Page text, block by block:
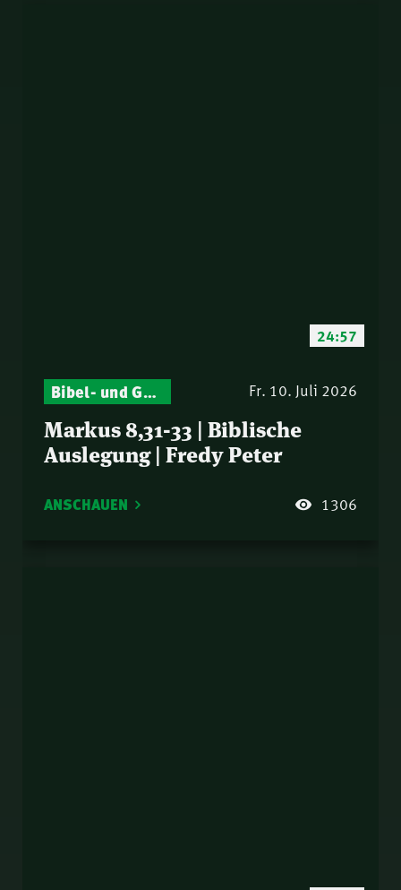
24:57
Bibel- und Gebetsstunde – Jeden Donnerstag neu: Vers-für-Vers-Auslegungen Fr. 10. Juli 2026
Markus 8,31-33 | Biblische
Auslegung | Fredy Peter
ANSCHAUEN 1306